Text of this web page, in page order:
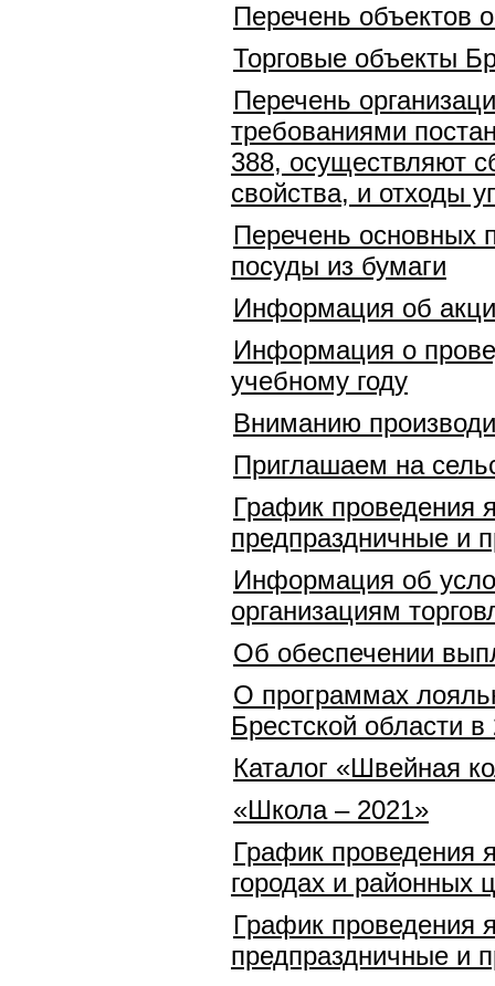
Перечень объектов
Торговые объекты
Перечень
требованиями
388, осуществляют
свойства, и отходы
Перечень основных
посуды из бумаги
Информация об
Информация о
учебному году
Вниманию
Приглашаем на
График проведения
предпраздничные и
Информация об
организациям
Об обеспечении
О программах
Брестской области в
Каталог «Швейная
«Школа – 2021»
График проведения
городах и районных
График проведения
предпраздничные и